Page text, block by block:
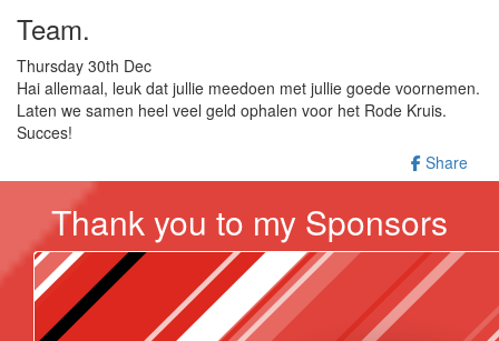
Team.
Thursday 30th Dec
Hai allemaal, leuk dat jullie meedoen met jullie goede voornemen.
Laten we samen heel veel geld ophalen voor het Rode Kruis.
Succes!
Share
Thank you to my Sponsors